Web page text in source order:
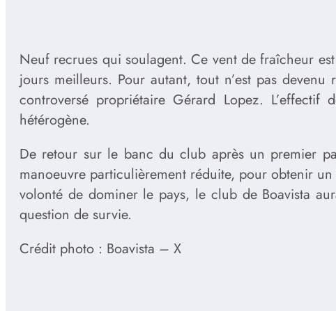
Neuf recrues qui soulagent. Ce vent de fraîcheur
jours meilleurs. Pour autant, tout n’est pas
controversé propriétaire Gérard Lopez.
hétérogène.
De retour sur le banc du club après un premier
manoeuvre particulièrement réduite, pour obtenir
volonté de dominer le pays, le club de Boavista
question de survie.
Crédit photo : Boavista – X